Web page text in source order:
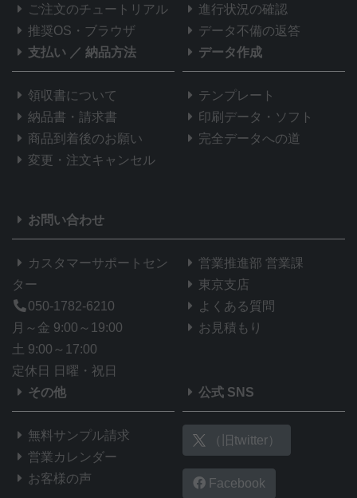
ご注文のチュートリアル
推奨OS・ブラウザ
進行状況の確認
データ不備の返答
支払い ／ 納品方法
領収書について
納品書・請求書
商品到着後のお願い
変更・注文キャンセル
データ作成
テンプレート
印刷データ・ソフト
完全データへの道
お問い合わせ
カスタマーサポートセン
ター
050-1782-6210
月～金 9:00～19:00
土 9:00～17:00
定休日 日曜・祝日
営業推進部 営業課
東京支店
よくある質問
お見積もり
その他
無料サンプル請求
営業カレンダー
お客様の声
公式 SNS
（旧twitter）
Facebook